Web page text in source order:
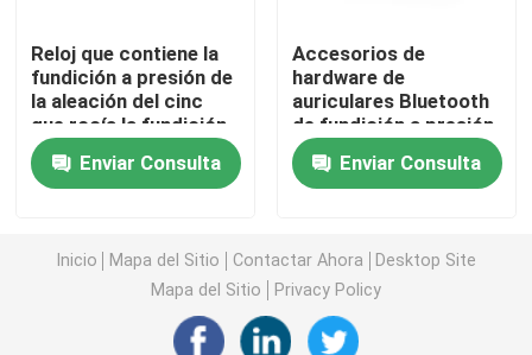
molde de inyección de metal
La aleación de aluminio a presión fundición
La aleación del cinc a presión fundición
El trabajar a máquina de encargo del CNC
Reloj que contiene la
fundición a presión de
la aleación del cinc
que rocía la fundición
a presión del marco de
encargo del reloj
Enviar Consulta
Accesorios de
hardware de
auriculares Bluetooth
de fundición a presión
de aleación de zinc
con molde de
múltiples cavidades
Enviar Consulta
Inicio Mapa del Sitio Contactar Ahora
Desktop Site
Mapa del Sitio
Privacy Policy